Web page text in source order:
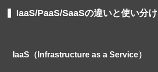
IaaS/PaaS/SaaSの違いと使い分け
IaaS（Infrastructure as a Service）